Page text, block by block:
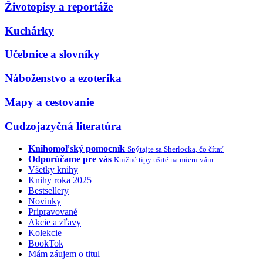
Životopisy a reportáže
Kuchárky
Učebnice a slovníky
Náboženstvo a ezoterika
Mapy a cestovanie
Cudzojazyčná literatúra
Knihomoľský pomocník Spýtajte sa Sherlocka, čo čítať
Odporúčame pre vás Knižné tipy ušité na mieru vám
Všetky knihy
Knihy roka 2025
Bestsellery
Novinky
Pripravované
Akcie a zľavy
Kolekcie
BookTok
Mám záujem o titul